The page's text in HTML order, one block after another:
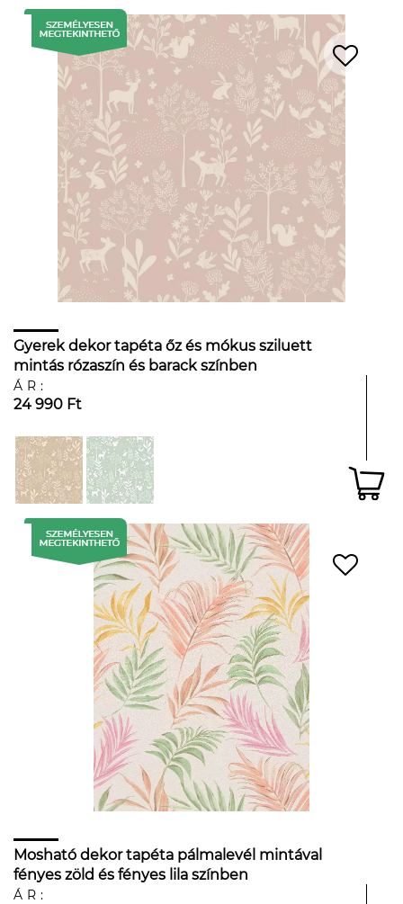
Gyerek dekor tapéta őz és mókus sziluett
mintás rózaszín és barack színben
ÁR:
24 990 Ft
Mosható dekor tapéta pálmalevél mintával
fényes zöld és fényes lila színben
ÁR: